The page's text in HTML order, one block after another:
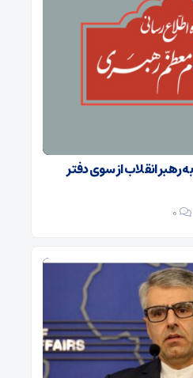
انقلاب از سوی دفتر
۰